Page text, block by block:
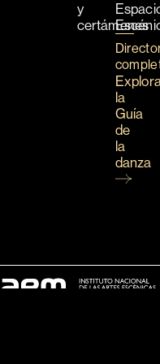
y
certámenes
la
Guía
de
la
danza